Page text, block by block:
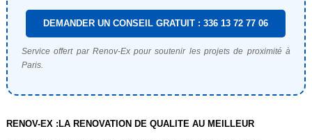
DEMANDER UN CONSEIL GRATUIT : 336 13 72 77 06
Service offert par Renov-Ex pour soutenir les projets de proximité à
Paris.
RENOV-EX :LA RENOVATION DE QUALITE AU MEILLEUR